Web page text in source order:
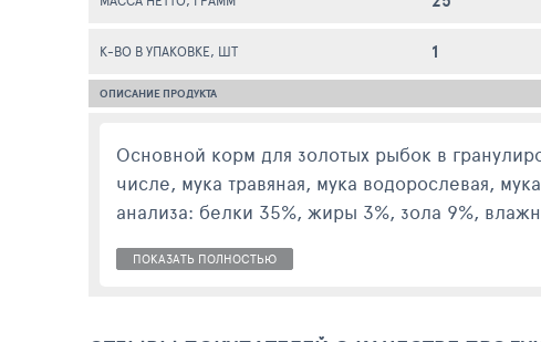
К-ВО В УПАКОВКЕ, ШТ 1
ОПИСАНИЕ ПРОДУКТА
Основной корм для золотых рыбок в
числе, мука травяная, мука водорослевая,
анализа: белки 35%, жиры 3%, зола 9%,
ПОКАЗАТЬ ПОЛНОСТЬЮ